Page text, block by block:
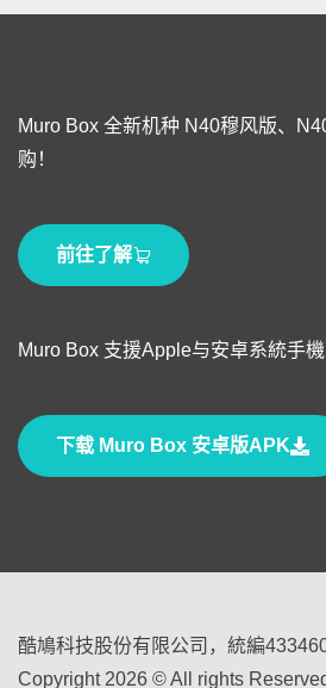
Muro Box 全新机种 N40穆风版、
购！
前往了解
Muro Box 支援Apple与安卓系統手機
下载 Muro Box 安卓版APK
酷鳩科技股份有限公司，統編
Copyright 2026 © All rights